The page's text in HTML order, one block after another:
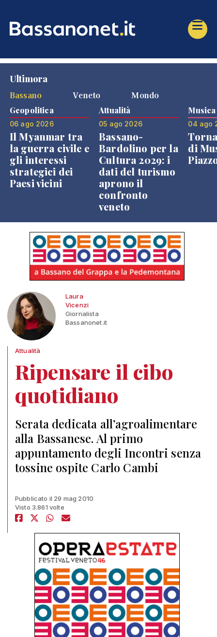
Ultimora
Bassano
Veneto Mondo
Geopolitica
06 ago 2026
Il Myanmar tra
la guerra civile e
gli interessi
strategici dei
Paesi vicini
Attualità
05 ago 2026
Bassano-
Bardolino per la
Cultura 2029: i
dati del turismo
aprono il
confronto
veneto
Musica
04 ago
di
Laura
Vicenzi
Giornalista
Bassanonet.it
Attualità
Ripensare il cibo
quotidiano
Serata dedicata all’agroalimentare
alla Bassanese. Al primo
appuntamento degli Incontri senza
tossine ospite Carlo Cambi
Pubblicato il 29 mag 2010
Visto 3.861 volte